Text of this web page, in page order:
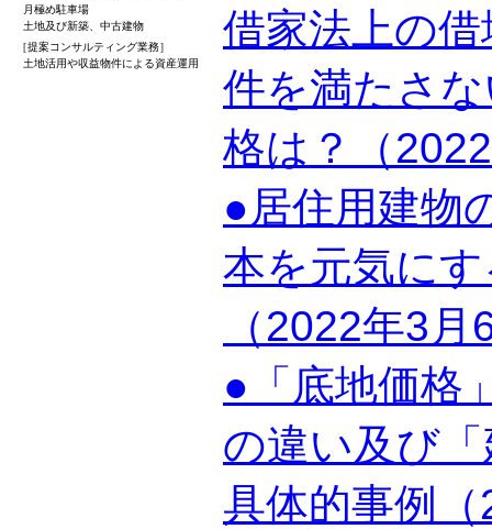
借家法上の
件を満たさ
格は？（
●居住用建物
本を元気に
（2022年3月
●「底地価格
の違い及び
具体的事例
月極め駐車場
土地及び新築、中古建物
［提案コンサルティング業務］
土地活用や収益物件による資産運用